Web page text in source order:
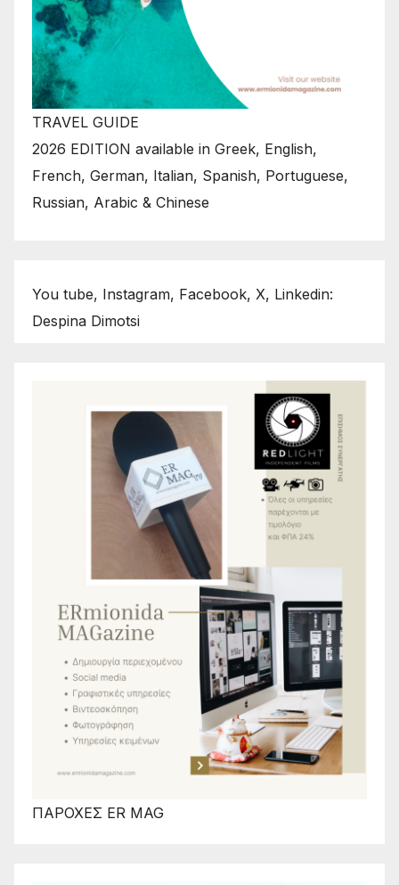
TRAVEL GUIDE
2026 EDITION available in Greek, English,
French, German, Italian, Spanish, Portuguese,
Russian, Arabic & Chinese
You tube, Instagram, Facebook, X, Linkedin:
Despina Dimotsi
ΠΑΡΟΧΕΣ ER MAG